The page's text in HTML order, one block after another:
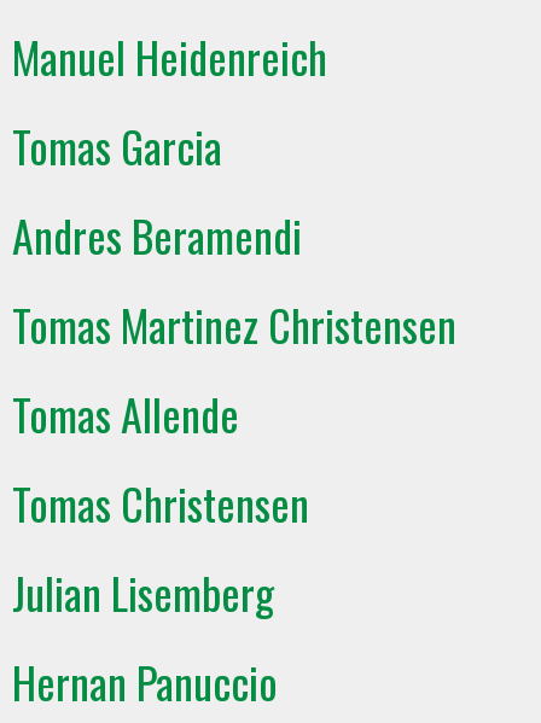
Manuel Heidenreich
Tomas Garcia
Andres Beramendi
Tomas Martinez Christensen
Tomas Allende
Tomas Christensen
Julian Lisemberg
Hernan Panuccio